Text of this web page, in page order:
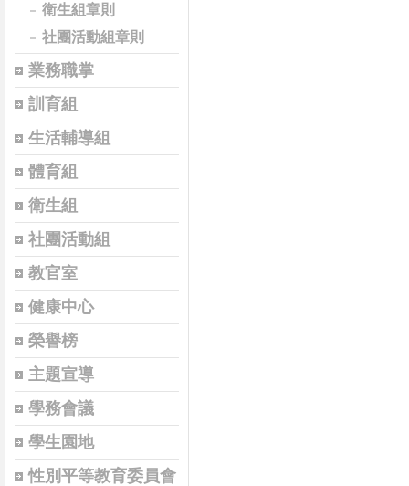
衛生組章則
社團活動組章則
業務職掌
訓育組
生活輔導組
體育組
衛生組
社團活動組
教官室
健康中心
榮譽榜
主題宣導
學務會議
學生園地
性別平等教育委員會